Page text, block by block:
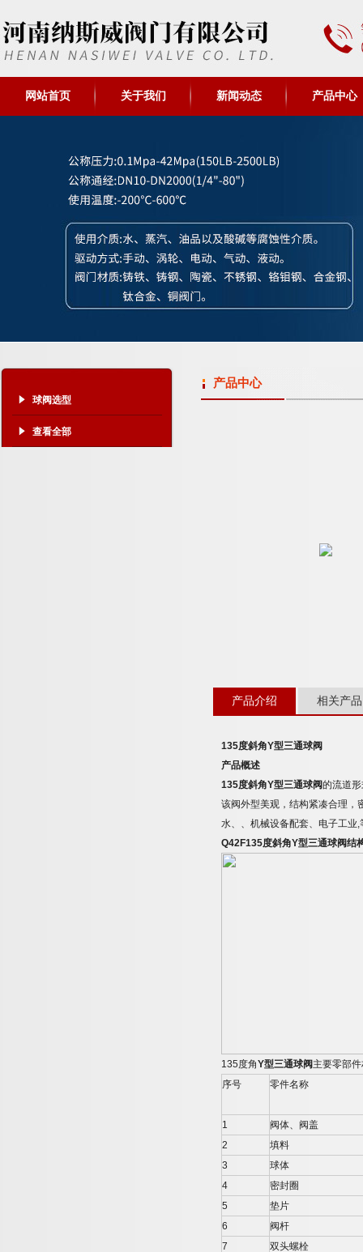
网站首页 关于我们 新闻动态 产品中心
球阀选型
查看全部
产品中心
产品介绍 相关产品
135度斜角Y型三通球阀
产品概述
135度斜角Y型三通球阀的流道
该阀外型美观，结构紧凑合理，
水、、机械设备配套、电子工业,
Q42F135度斜角Y型三通球阀结
135度角Y型三通球阀 主要零部
序号
零件名称
1
阀体、阀盖
2
填料
3
球体
4
密封圈
5
垫片
6
阀杆
7
双头螺栓